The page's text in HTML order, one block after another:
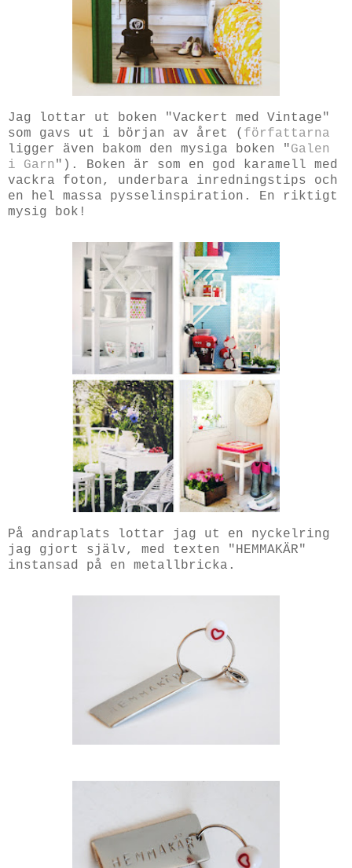
Jag lottar ut boken "Vackert med Vintage"
som gavs ut i början av året ( författarna
ligger även bakom den mysiga boken "Galen
i Garn "). Boken är som en god karamell med
vackra foton, underbara inredningstips och
en hel massa pysselinspiration. En riktigt
mysig bok!
På andraplats lottar jag ut en nyckelring
jag gjort själv, med texten "HEMMAKÄR"
instansad på en metallbricka.